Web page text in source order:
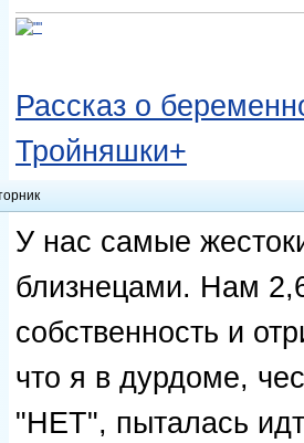
Рассказ о
Тройняшки+
У нас самые
близнецами. Нам
собственность и
что я в дурдоме,
"НЕТ", пыталась